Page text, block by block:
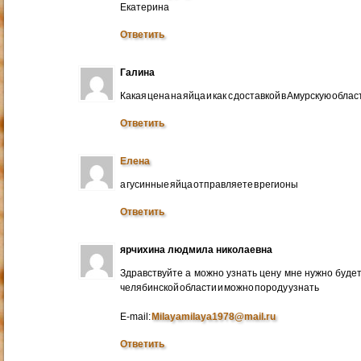
Екатерина
Ответить
Галина
Какая цена на яйца и как с доставкой в Амурскую
Ответить
Елена
а гусинные яйца отправляете в регионы
Ответить
ярчихина людмила николаевна
Здравствуйте а можно узнать цену мне нужно
челябинской области и можно породу узнать
E-mail:Milayamilaya1978@mail.ru
Ответить